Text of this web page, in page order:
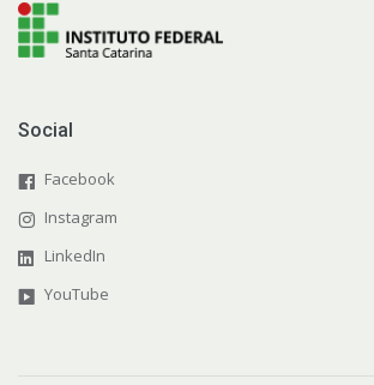
Social
Facebook
Instagram
LinkedIn
YouTube